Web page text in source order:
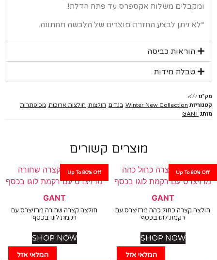
משלוח אקספרס עד פתח הדלת!
ניתן לבצע החזרת מוצרים של הלבשה תחתונה.
הוראות כביסה
טבלת מידות
ללא
Winter New Collection
,בגדים, חולצות ,חולצות ארוכות,מכופתרות
GANT
מוצרים קשורים
Up To
המלאי אזל
GANT
קצרה כחול כהה מרזיצרס עם
רקמת לוגו בכסף
SHOP NOW
Up To 80% Off
המלאי אזל
GANT
חולצה קצרה שחורה מרזיצרס עם
רקמת לוגו בכסף
SHOP NOW